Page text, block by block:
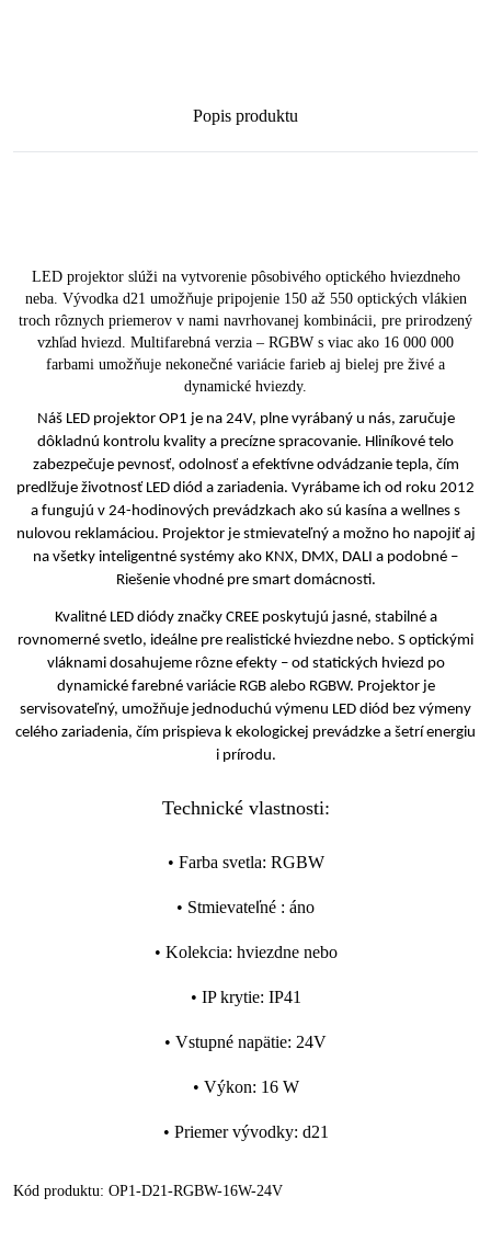
Popis produktu
LED projektor slúži na vytvorenie pôsobivého optického hviezdneho
neba. Vývodka d21 umožňuje pripojenie 150 až 550 optických vlákien
troch rôznych priemerov v nami navrhovanej kombinácii, pre prirodzený
vzhľad hviezd. Multifarebná verzia – RGBW s viac ako 16 000 000
farbami umožňuje nekonečné variácie farieb aj bielej pre živé a
dynamické hviezdy.
Náš LED projektor OP1 je na 24V, plne vyrábaný u nás, zaručuje
dôkladnú kontrolu kvality a precízne spracovanie. Hliníkové telo
zabezpečuje pevnosť, odolnosť a efektívne odvádzanie tepla, čím
predlžuje životnosť LED diód a zariadenia. Vyrábame ich od roku 2012
a fungujú v 24-hodinových prevádzkach ako sú kasína a wellnes s
nulovou reklamáciou. Projektor je stmievateľný a možno ho napojiť aj
na všetky inteligentné systémy ako KNX, DMX, DALI a podobné –
Riešenie vhodné pre smart domácnosti.
Kvalitné LED diódy značky CREE poskytujú jasné, stabilné a
rovnomerné svetlo, ideálne pre realistické hviezdne nebo. S optickými
vláknami dosahujeme rôzne efekty – od statických hviezd po
dynamické farebné variácie RGB alebo RGBW. Projektor je
servisovateľný, umožňuje jednoduchú výmenu LED diód bez výmeny
celého zariadenia, čím prispieva k ekologickej prevádzke a šetrí energiu
i prírodu.
Technické vlastnosti:
• Farba svetla: RGBW
• Stmievateľné : áno
• Kolekcia: hviezdne nebo
• IP krytie: IP41
• Vstupné napätie: 24V
• Výkon: 16 W
• Priemer vývodky: d21
Kód produktu: OP1-D21-RGBW-16W-24V